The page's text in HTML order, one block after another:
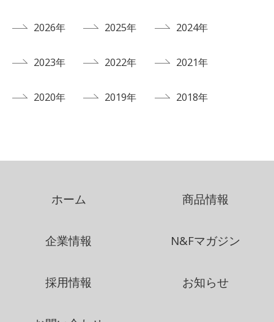
2026年 2025年 2024年
2023年 2022年 2021年
2020年 2019年 2018年
ホーム 商品情報
企業情報 N&Fマガジン
採用情報 お知らせ